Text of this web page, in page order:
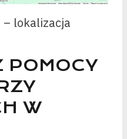
– lokalizacja
POMOCY
W